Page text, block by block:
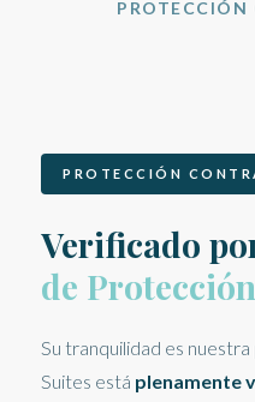
PROTECCIÓN
PROTECCIÓN
Verificado
de
Su tranquilidad es
Suites está plenamente
Marbella Banús
Conserje IA · Puerto Banús